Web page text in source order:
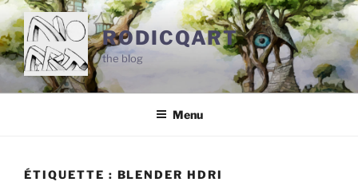
Aller
au
contenu
principal
RODICQART
the blog
Menu
ÉTIQUETTE : BLENDER HDRI